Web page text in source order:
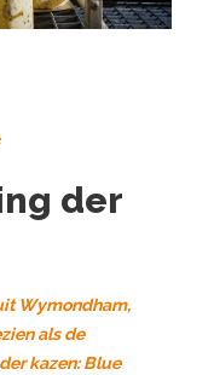
der
Wymondham,
als de
kazen: Blue